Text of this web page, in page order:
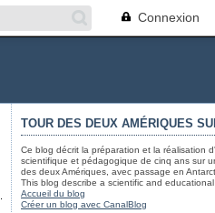
Connexion
TOUR DES DEUX AMÉRIQUES
Ce blog décrit la préparation et la réalisation
scientifique et pédagogique de cinq ans sur
des deux Amériques, avec passage en
This blog describe a scientific and educational
Accueil du blog
Créer un blog avec CanalBlog